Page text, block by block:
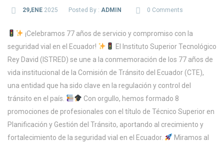
29,ENE2025 Posted By : ADMIN 0 Comments
¡Celebramos 77 años de servicio y compromiso con la
seguridad vial en el Ecuador!
El Instituto Superior Tecnológico
Rey David (ISTRED) se une a la conmemoración de los 77 años de
vida institucional de la Comisión de Tránsito del Ecuador (CTE),
una entidad que ha sido clave en la regulación y control del
tránsito en el país.
Con orgullo, hemos formado 8
promociones de profesionales con el título de Técnico Superior en
Planificación y Gestión del Tránsito, aportando al crecimiento y
fortalecimiento de la seguridad vial en el Ecuador.
Miramos al